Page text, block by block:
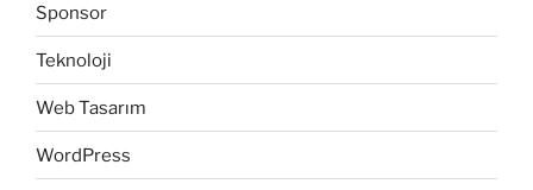
Sponsor
Teknoloji
Web Tasarım
WordPress